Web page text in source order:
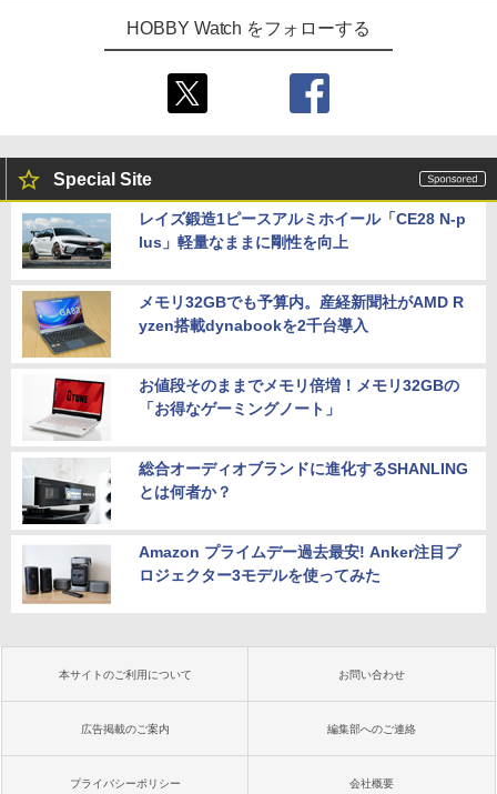
HOBBY Watch をフォローする
Special Site
レイズ鍛造1ピースアルミホイール「CE28 N-p
lus」軽量なままに剛性を向上
メモリ32GBでも予算内。産経新聞社がAMD R
yzen搭載dynabookを2千台導入
お値段そのままでメモリ倍増！メモリ32GBの
「お得なゲーミングノート」
総合オーディオブランドに進化するSHANLING
とは何者か？
Amazon プライムデー過去最安! Anker注目プ
ロジェクター3モデルを使ってみた
本サイトのご利用について お問い合わせ
広告掲載のご案内 編集部へのご連絡
プライバシーポリシー 会社概要